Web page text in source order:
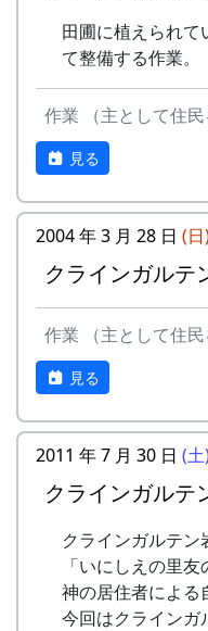
田圃に植えられて
て整備する作業。
作業 （主として住民
見る
2004 年 3 月 28 日 (
クラインガルテ
作業 （主として住民
見る
2011 年 7 月 30 日 (
クラインガルテ
クラインガルテン
「いにしえの里
神の居住者による
今回はクラインガ